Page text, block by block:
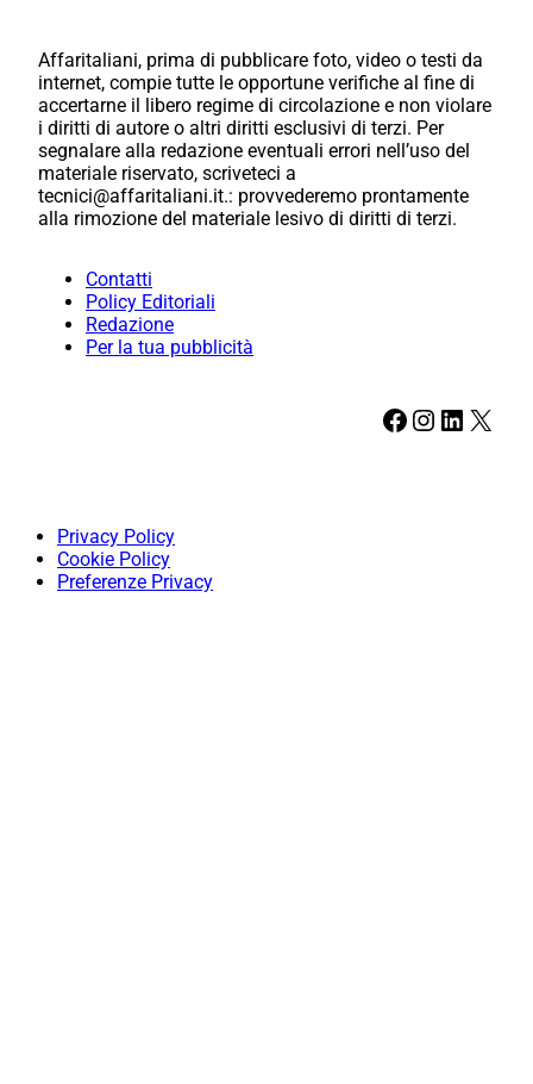
Affaritaliani, prima di pubblicare foto, video o testi da
internet, compie tutte le opportune verifiche al fine di
accertarne il libero regime di circolazione e non violare
i diritti di autore o altri diritti esclusivi di terzi. Per
segnalare alla redazione eventuali errori nell’uso del
materiale riservato, scriveteci a
tecnici@affaritaliani.it.: provvederemo prontamente
alla rimozione del materiale lesivo di diritti di terzi.
Contatti
Policy Editoriali
Redazione
Per la tua pubblicità
Facebook Instagram LinkedIn X
Privacy Policy
Cookie Policy
Preferenze Privacy